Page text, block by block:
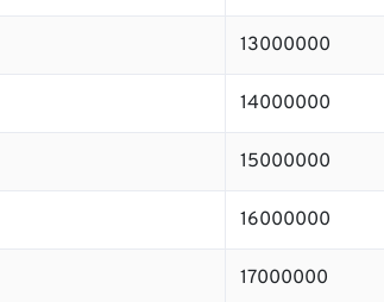
13000000
14000000
15000000
16000000
17000000